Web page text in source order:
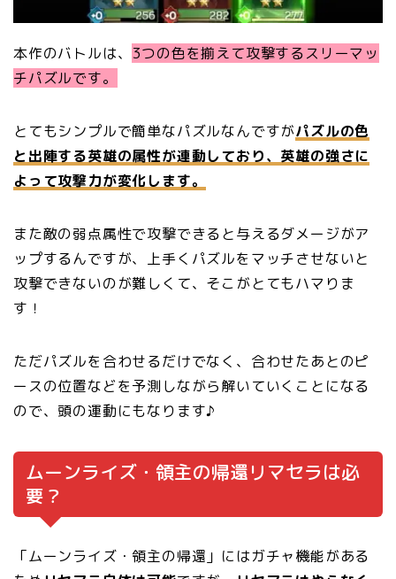
本作のバトルは、 3つの色を揃えて攻撃するスリーマッ
チパズルです。
とてもシンプルで簡単なパズルなんですがパズルの色
と出陣する英雄の属性が連動しており、英雄の強さに
よって攻撃力が変化します。
また敵の弱点属性で攻撃できると与えるダメージがア
ップするんですが、上手くパズルをマッチさせないと
攻撃できないのが難しくて、そこがとてもハマりま
す！
ただパズルを合わせるだけでなく、合わせたあとのピ
ースの位置などを予測しながら解いていくことになる
ので、頭の運動にもなります♪
ムーンライズ・領主の帰還リマセラは必
要？
「ムーンライズ・領主の帰還」にはガチャ機能がある